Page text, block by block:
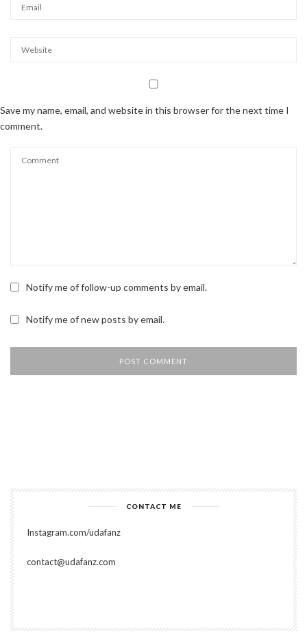
Save my name, email, and website in this browser for the next time I
comment.
Notify me of follow-up comments by email.
Notify me of new posts by email.
CONTACT ME
Instagram.com/udafanz
contact@udafanz.com